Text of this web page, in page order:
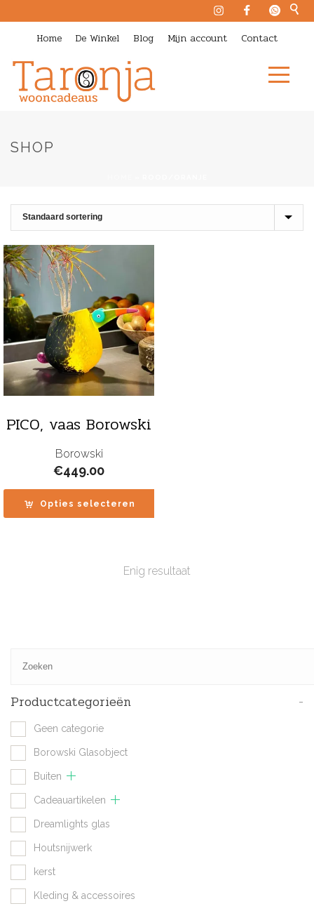
Home De Winkel Blog Mijn account Contact
SHOP
PICO, vaas Borowski
Borowski
€449.00
Opties selecteren
Enig resultaat
Productcategorieën -
Geen categorie
Borowski Glasobject
Buiten
Cadeauartikelen
Dreamlights glas
Houtsnijwerk
kerst
Kleding & accessoires